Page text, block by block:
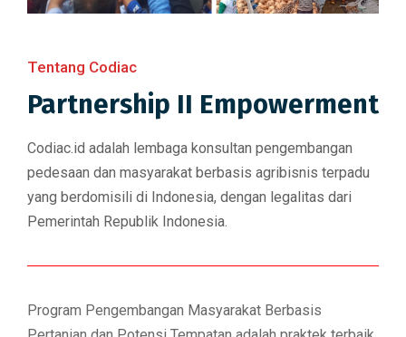
Tentang Codiac
Partnership II Empowerment
Codiac.id adalah lembaga konsultan pengembangan
pedesaan dan masyarakat berbasis agribisnis terpadu
yang berdomisili di Indonesia, dengan legalitas dari
Pemerintah Republik Indonesia.
Program Pengembangan Masyarakat Berbasis